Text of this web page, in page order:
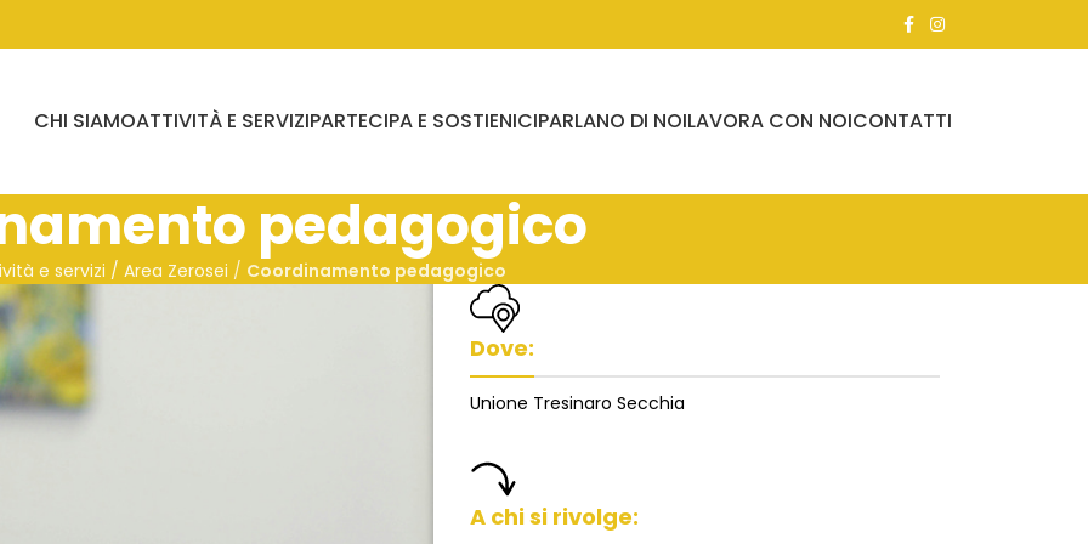
CHI SIAMOATTIVITÀ E SERVIZIPARTECIPA E SOSTIENICIPARLANO DI NOILAVORA CON NOICONTATTI
pedagogico
e servizi / Area Zerosei / Coordinamento pedagogico
Dove:
Unione Tresinaro Secchia
A chi si rivolge: